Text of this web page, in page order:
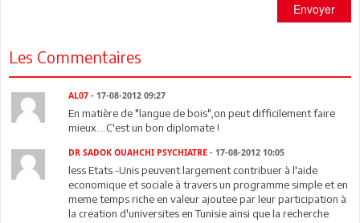
Envoyer
Les Commentaires
AL07 - 17-08-2012 09:27
En matière de "langue de bois",on peut difficilement faire
mieux....C'est un bon diplomate !
DR SADOK OUAHCHI PSYCHIATRE - 17-08-2012 10:05
less Etats -Unis peuvent largement contribuer à l'aide
economique et sociale à travers un programme simple et en
meme temps riche en valeur ajoutee par leur participation à
la creation d'universites en Tunisie ainsi que la recherche